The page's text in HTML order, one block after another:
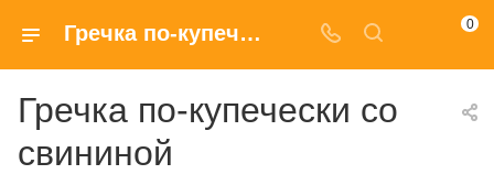
Гречка по-купечески со свининой купить в Москве по доступным ценам 0
Гречка по-купечески со
свининой